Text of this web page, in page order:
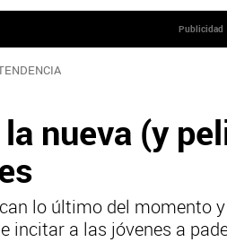
Publicidad
nueva (y
lo último del momento
incitar a las jóvenes a